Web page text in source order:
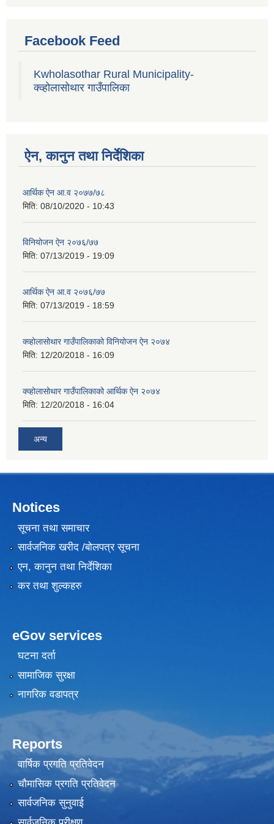
Facebook Feed
Kwholasothar Rural Municipality-
क्व्होलासोथार गाउँपालिका
ऐन, कानुन तथा निर्देशिका
आर्थिक ऐन आ.व २०७७/७८
मिति: 08/10/2020 - 10:43
विनियोजन ऐन २०७६/७७
मिति: 07/13/2019 - 19:09
आर्थिक ऐन आ.व २०७६/७७
मिति: 07/13/2019 - 18:59
क्व्होलासोथार गाउँपालिकाको विनियोजन ऐन २०७४
मिति: 12/20/2018 - 16:09
क्व्होलासोथार गाउँपालिकाको आर्थिक ऐन २०७४
मिति: 12/20/2018 - 16:04
अन्य
Notices
सूचना तथा समाचार
सार्वजनिक खरीद /बोलपत्र सूचना
एन, कानुन तथा निर्देशिका
कर तथा शुल्कहरु
eGov services
घटना दर्ता
सामाजिक सुरक्षा
नागरिक वडापत्र
Reports
वार्षिक प्रगति प्रतिवेदन
चौमासिक प्रगति प्रतिवेदन
सार्वजनिक सुनुवाई